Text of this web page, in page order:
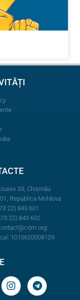
33, Chișinău
Republica Moldova
22) 843 601
22) 843 602
1010620008129